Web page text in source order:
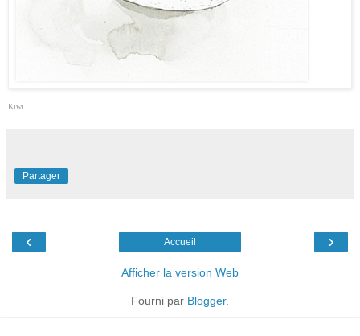
Kiwi
Partager
‹ ›
Accueil
Afficher la version Web
Fourni par Blogger.